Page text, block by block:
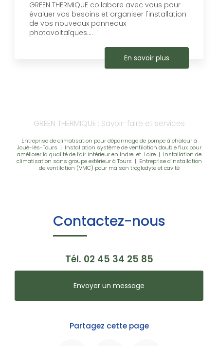
GREEN THERMIQUE collabore avec vous pour
évaluer vos besoins et organiser l'installation
de vos nouveaux panneaux
photovoltaïques....
En savoir plus
GREEN THERMIQUE : Savoir-faire et services
Entreprise de climatisation pour dépannage de pompe à chaleur à
Joué-lès-Tours | Installation système de ventilation double flux pour
améliorer la qualité de l’air intérieur en Indre-et-Loire| Installation de
climatisation sans groupe extérieur à Tours | Entreprise d'installation
de ventilation (VMC) pour maison troglodyte et cavité
Contactez-nous
Tél. 02 45 34 25 85
Envoyer un message
Partagez cette page